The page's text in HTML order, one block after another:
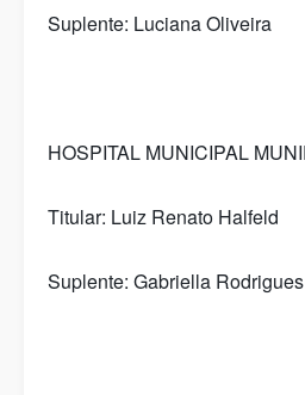
Suplente: Luciana Oliveira
HOSPITAL MUNICIPAL
Titular: Luiz Renato Halfeld
Suplente: Gabriella